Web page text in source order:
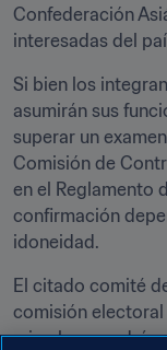
Confederación
interesadas del
Si bien los
asumirán sus
superar un
Comisión de
en el Reglamento
confirmación
idoneidad.
El citado comité
comisión
miembros podrá